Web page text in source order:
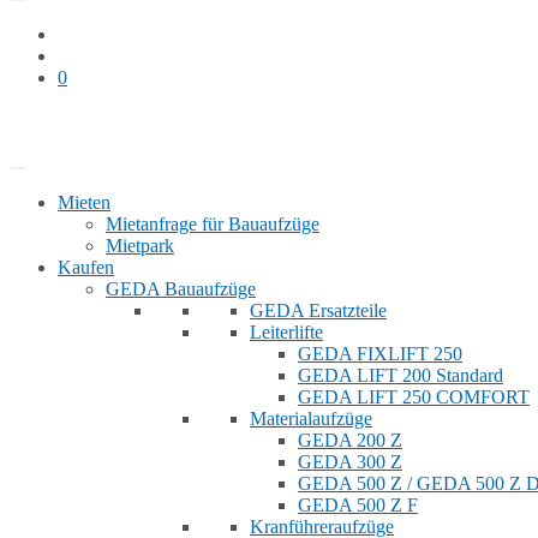
0
Mieten
Mietanfrage für Bauaufzüge
Mietpark
Kaufen
GEDA Bauaufzüge
GEDA Ersatzteile
Leiterlifte
GEDA FIXLIFT 250
GEDA LIFT 200 Standard
GEDA LIFT 250 COMFORT
Materialaufzüge
GEDA 200 Z
GEDA 300 Z
GEDA 500 Z / GEDA 500 Z
GEDA 500 Z F
Kranführeraufzüge